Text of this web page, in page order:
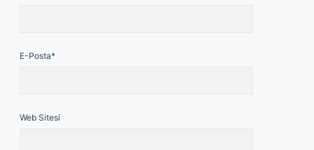
E-Posta*
Web Sitesi